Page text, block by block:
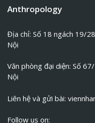
Anthropology
Địa chỉ: Số 18 ngách 19/
Nội
Văn phòng đại diện: Số
Nội
Liên hệ và gửi bài:
Follow us on: